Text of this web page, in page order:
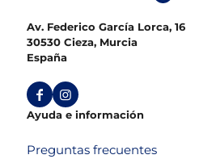
Av. Federico García Lorca, 16
30530 Cieza, Murcia
España
Ayuda e información
Preguntas frecuentes